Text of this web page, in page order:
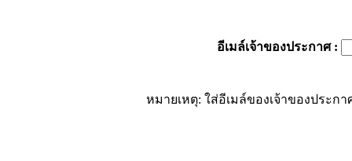
อีเมล์เจ้าของประกาศ:
หมายเหตุ: ใส่อีเมล์ของเจ้าของประก